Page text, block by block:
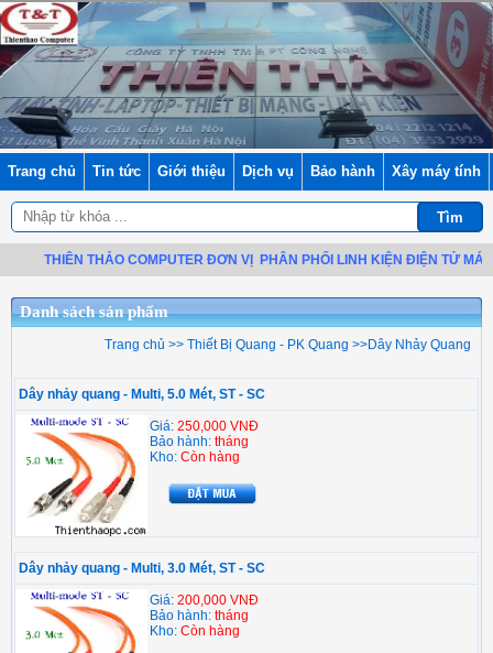
Trang chủ Tin tức Giới thiệu Dịch vụ Bảo hành Xây máy tính
THIÊN THẢO COMPUTER ĐƠN VỊ PHÂN PHỐI LINH KIỆN ĐIỆN TỬ MÁY
Danh sách sản phẩm
Trang chủ >> Thiết Bị Quang - PK Quang >>Dây Nhảy Quang
Dây nhảy quang - Multi, 5.0 Mét, ST - SC
Giá: 250,000 VNĐ
Bảo hành: tháng
Kho: Còn hàng
Dây nhảy quang - Multi, 3.0 Mét, ST - SC
Giá: 200,000 VNĐ
Bảo hành: tháng
Kho: Còn hàng